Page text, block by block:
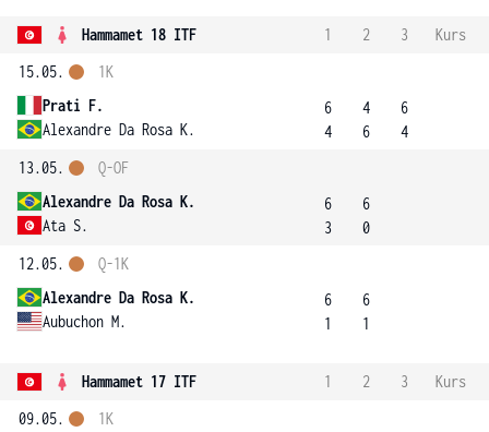
Hammamet 18 ITF 1 2 3
Kurs
15.05.
Prati F.
Alexandre Da Rosa K.
1K
6
4
4
6
6
4
13.05.
Alexandre Da Rosa K.
Ata S.
Q-OF
6
3
6
0
12.05.
Alexandre Da Rosa K.
Aubuchon M.
Q-1K
6
1
6
1
Hammamet 17 ITF 1 2 3
Kurs
09.05.
1K